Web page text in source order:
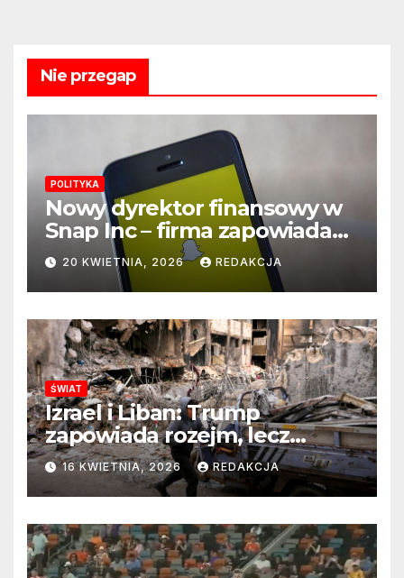
Nie przegap
POLITYKA
Nowy dyrektor finansowy w
Snap Inc – firma zapowiada
zmianę na kluczowym
stanowisku
20 KWIETNIA, 2026 REDAKCJA
ŚWIAT
Izrael i Liban: Trump
zapowiada rozejm, lecz
perspektywa zakończenia
wojny wciąż odległa
16 KWIETNIA, 2026 REDAKCJA